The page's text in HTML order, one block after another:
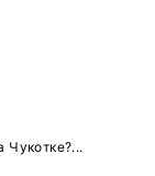
Чукотке?...